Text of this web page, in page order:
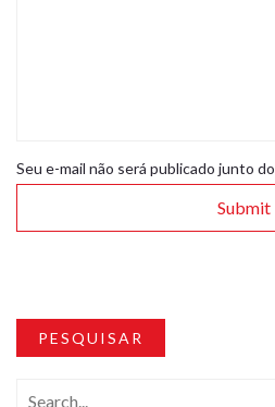
Seu e-mail não será publicado junto
PESQUISAR